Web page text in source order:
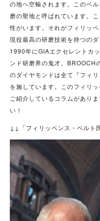
の地へ空輸されます。このベ
磨の聖地と呼ばれています。
性がいます。それがフィリッ
現役最高の研磨技術を持つの
1990年にGIAエクセレントカ
ンド研磨界の鬼才。BROOCH
のダイヤモンドは全て『フィ
を施しています。このフィリ
ご紹介しているコラムがあり
い！
↓↓「フィリッペンス・ベルト